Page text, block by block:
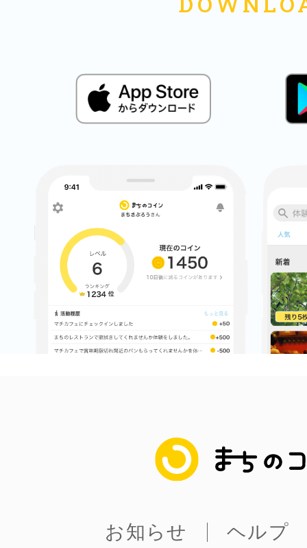
まちのコイン
お知らせ
ヘルプ